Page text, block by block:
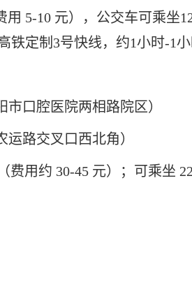
用 5-10 元），公交车可乘坐
铁定制3号快线，约1小时-1
口腔医院两相路院区）
运路交叉口西北角）
费用约 30-45 元）；可乘坐